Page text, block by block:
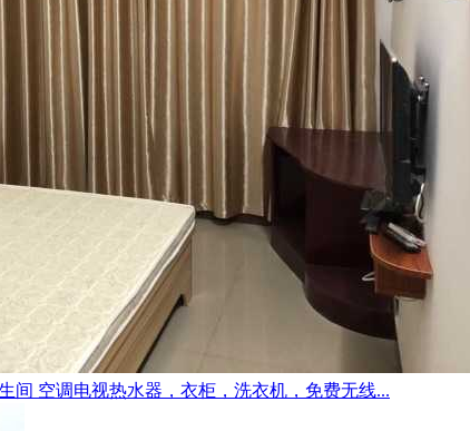
间 空调电视热水器，衣柜，洗衣机，免费无线...